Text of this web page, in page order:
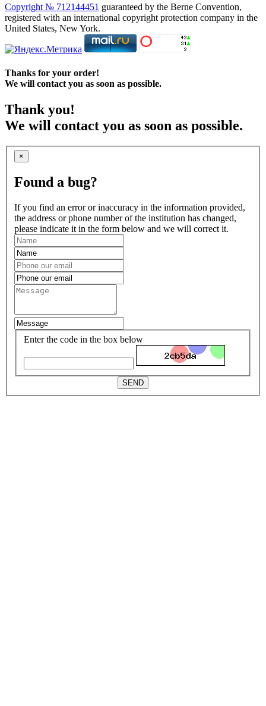
Copyright № 712144451 guaranteed by the Berne Convention,
registered with an international copyright protection company in the
United States, New York.
Thanks for your order!
We will contact you as soon as possible.
Thank you!
We will contact you as soon as possible.
×
Found a bug?
If you find an error or inaccuracy in the information provided,
the address or phone number of the institution has changed,
please indicate it in the form below and we will correct it.
Enter the code in the box below
SEND